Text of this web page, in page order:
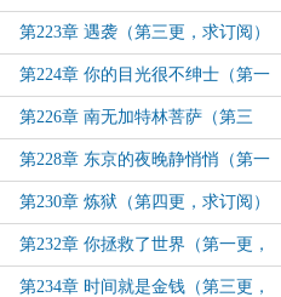
更，求订阅）
第223章 遇袭（第三更，求订阅）
第224章 你的目光很不绅士（第一
更，求订阅）
第226章 南无加特林菩萨（第三
更，求订阅）
第228章 东京的夜晚静悄悄（第一
更，求订阅）
第230章 炼狱（第四更，求订阅）
第232章 你拯救了世界（第一更，
求订阅）
第234章 时间就是金钱（第三更，